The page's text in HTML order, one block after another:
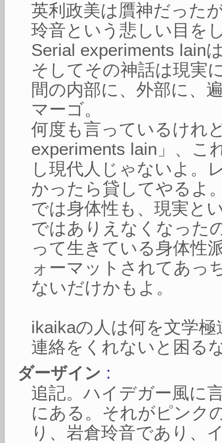
英利政美は贋神だった
玲音という悲しい目を
Serial experiments lain
そしてその神話は現実
間の内部に、外部に、
マーゴ。
何度も言っているけれ
experiments lain」、こ
し現代人じゃないよ。
かったら貸してやるよ
では身体性も、現実と
ではありえなくなった
って生きている身体性
ォーマットされてあっ
ないだけかもよ。
ikaikaの人は何を文学
連絡をくれないと困る
ダーザイン :
追記。ハイデガー風に
にある。それがピンク
り、岩倉玲音であり、